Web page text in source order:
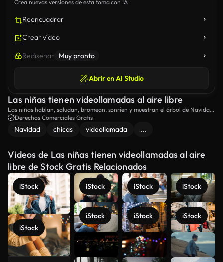
Crea nuevas versiones de esta toma con IA
Reencuadrar
Crear vídeo
Rediseñar Muy pronto
Abrir en AI Studio
Las niñas tienen videollamadas al aire libre
Las niñas hablan, saludan, bromean, sonríen y muestran el árbol de Navidad
en su ciudad.
Derechos Comerciales Gratis
Navidad chicas videollamada ...
Videos de Las niñas tienen videollamadas al aire
libre de Stock Gratis Relacionados
iStock
iStock
iStock
iStock
iStock
iStock
iStock
iStock
Ver más